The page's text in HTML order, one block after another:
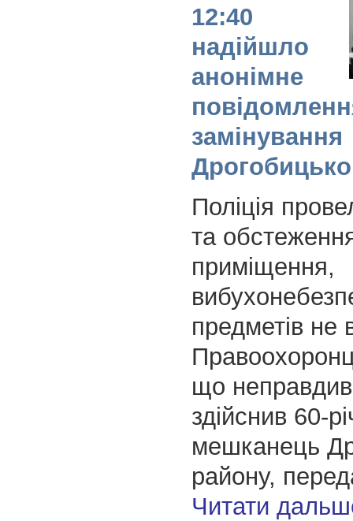
12:40
надійшло
анонімне
замінування
Поліція
та
приміщення,
предметів не
що
здійснив 60-
мешканець
району,
Читати